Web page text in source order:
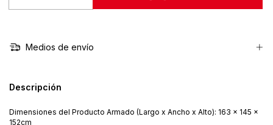
Medios de envío
Descripción
Dimensiones del Producto Armado (Largo x Ancho x Alto): 163 x 145 x
152cm